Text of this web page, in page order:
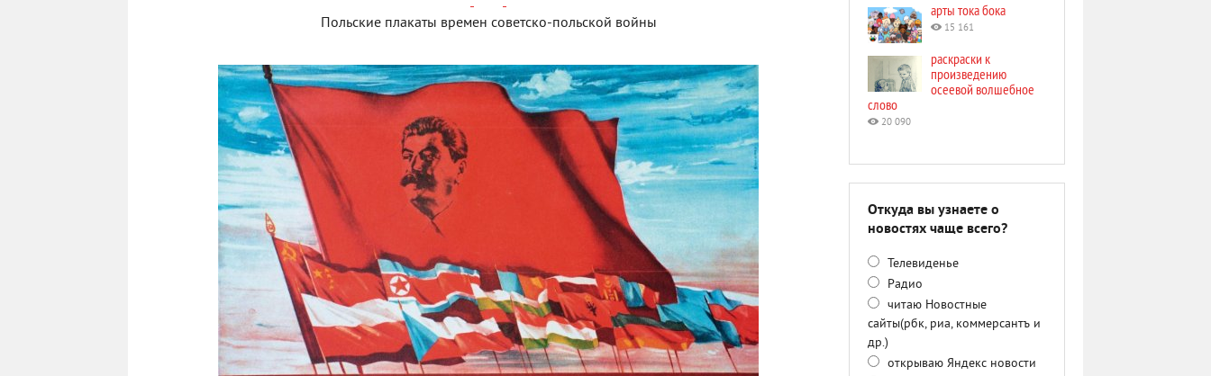
Польские плакаты времен советско-польской войны
арты тока бока
15 161
раскраски к
произведению
осеевой волшебное
слово
20 090
Откуда вы узнаете о
новостях чаще всего?
Телевиденье
Радио
читаю Новостные
сайты(рбк, риа, коммерсантъ и
др.)
открываю Яндекс новости